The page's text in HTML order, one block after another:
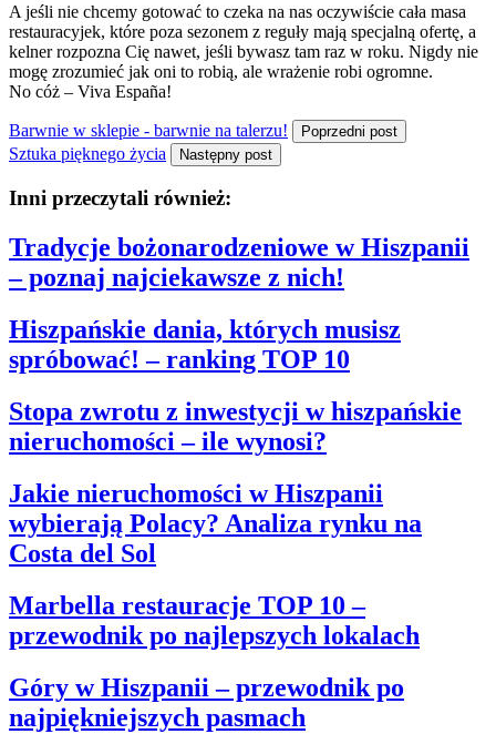
A jeśli nie chcemy gotować to czeka na nas oczywiście cała masa
restauracyjek, które poza sezonem z reguły mają specjalną ofertę, a
kelner rozpozna Cię nawet, jeśli bywasz tam raz w roku. Nigdy nie
mogę zrozumieć jak oni to robią, ale wrażenie robi ogromne.
No cóż – Viva España!
Barwnie w sklepie - barwnie na talerzu! Poprzedni post
Sztuka pięknego życia Następny post
Inni przeczytali również:
Tradycje bożonarodzeniowe w Hiszpanii
– poznaj najciekawsze z nich!
Hiszpańskie dania, których musisz
spróbować! – ranking TOP 10
Stopa zwrotu z inwestycji w hiszpańskie
nieruchomości – ile wynosi?
Jakie nieruchomości w Hiszpanii
wybierają Polacy? Analiza rynku na
Costa del Sol
Marbella restauracje TOP 10 –
przewodnik po najlepszych lokalach
Góry w Hiszpanii – przewodnik po
najpiękniejszych pasmach